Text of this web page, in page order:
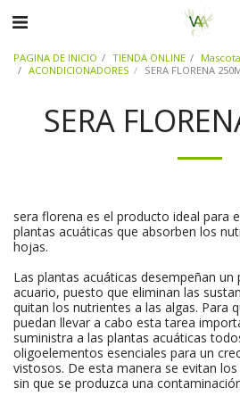
PAGINA DE INICIO TIENDA ONLINE
ACONDICIONADORES
SERA FLORENA
SERA
sera florena es el producto ideal para
plantas acuáticas que absorben los
hojas.
Las plantas acuáticas desempeñan
acuario, puesto que eliminan las
quitan los nutrientes a las algas. Para
puedan llevar a cabo esta tarea
suministra a las plantas acuáticas
oligoelementos esenciales para un
vistosos. De esta manera se evitan
sin que se produzca una